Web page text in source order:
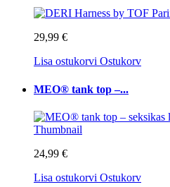
29,99 €
Lisa ostukorvi Ostukorv
MEO® tank top –...
24,99 €
Lisa ostukorvi Ostukorv